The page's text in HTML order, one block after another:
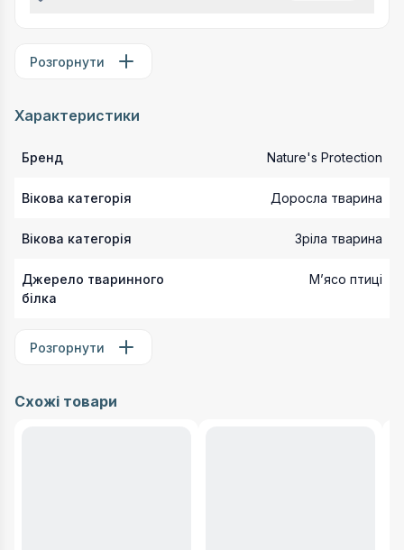
Розгорнути
Характеристики
Бренд Nature's Protection
Вікова категорія Доросла тварина
Вікова категорія Зріла тварина
Джерело тваринного
білка
Мʼясо птиці
Розгорнути
Схожі товари